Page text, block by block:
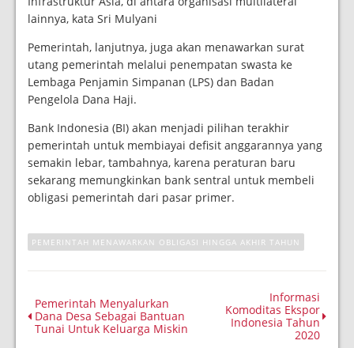
lainnya, kata Sri Mulyani
Pemerintah, lanjutnya, juga akan menawarkan surat
utang pemerintah melalui penempatan swasta ke
Lembaga Penjamin Simpanan (LPS) dan Badan
Pengelola Dana Haji.
Bank Indonesia (BI) akan menjadi pilihan terakhir
pemerintah untuk membiayai defisit anggarannya yang
semakin lebar, tambahnya, karena peraturan baru
sekarang memungkinkan bank sentral untuk membeli
obligasi pemerintah dari pasar primer.
PEMERINTAH MENAWARKAN OBLIGASI HINGGA AKHIR TAHUN
Pemerintah Menyalurkan
Dana Desa Sebagai Bantuan
Tunai Untuk Keluarga Miskin
Informasi
Komoditas Ekspor
Indonesia Tahun
2020